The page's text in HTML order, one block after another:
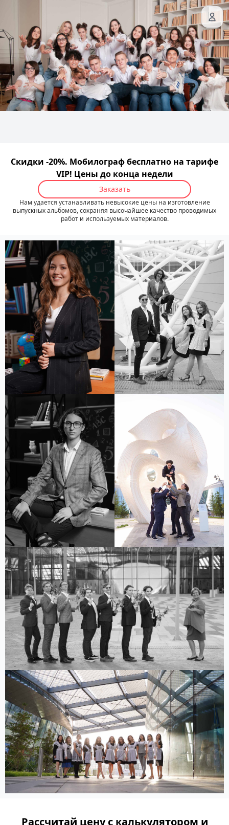
Скидки -20%. Мобилограф бесплатно на тарифе
VIP! Цены до конца недели
Заказать
Нам удается устанавливать невысокие цены на изготовление
выпускных альбомов, сохраняя высочайшее качество проводимых
работ и используемых материалов.
Рассчитай цену с калькулятором и